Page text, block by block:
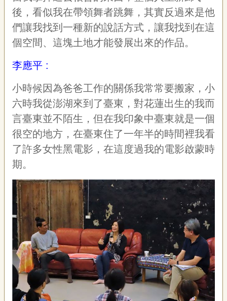
後，看似我在帶領舞者跳舞，其實反過來是他
們讓我找到一種新的說話方式，讓我找到在這
個空間、這塊土地才能發展出來的作品。
李應平 :
小時候因為爸爸工作的關係我常常要搬家，小
六時我從澎湖來到了臺東，對花蓮出生的我而
言臺東並不陌生，但在我印象中臺東就是一個
很空的地方，在臺東住了一年半的時間裡我看
了許多女性黑電影，在這度過我的電影啟蒙時
期。